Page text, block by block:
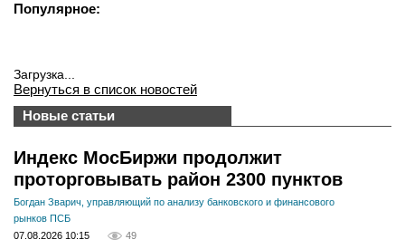
Популярное:
Загрузка...
Вернуться в список новостей
Новые статьи
Индекс МосБиржи продолжит
проторговывать район 2300 пунктов
Богдан Зварич, управляющий по анализу банковского и финансового
рынков ПСБ
07.08.2026 10:15
49